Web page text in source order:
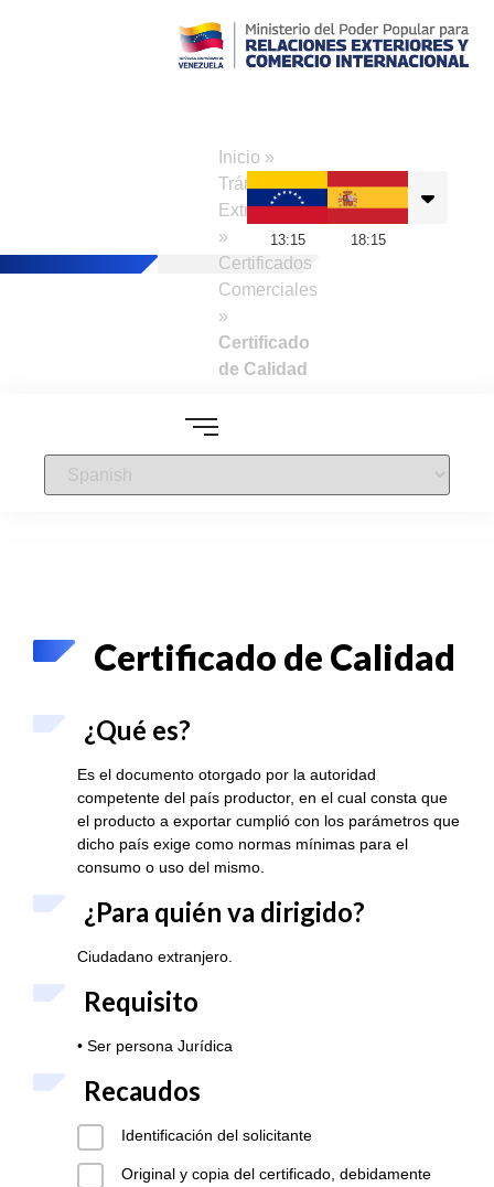
Inicio »
Trámites a
Extranjeros
»
Certificados
Comerciales
»
Certificado
de Calidad
13:15 18:15
Certificado de Calidad
¿Qué es?
Es el documento otorgado por la autoridad
competente del país productor, en el cual consta que
el producto a exportar cumplió con los parámetros que
dicho país exige como normas mínimas para el
consumo o uso del mismo.
¿Para quién va dirigido?
Ciudadano extranjero.
Requisito
• Ser persona Jurídica
Recaudos
Identificación del solicitante
Original y copia del certificado, debidamente